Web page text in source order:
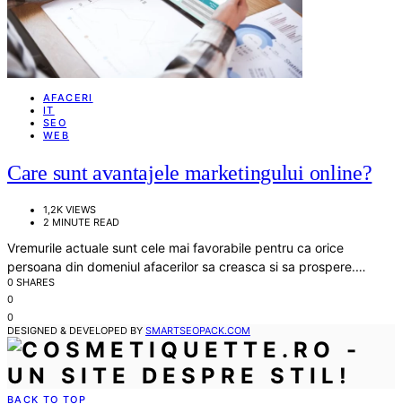
AFACERI
IT
SEO
WEB
Care sunt avantajele marketingului online?
1,2K VIEWS
2 MINUTE READ
Vremurile actuale sunt cele mai favorabile pentru ca orice
persoana din domeniul afacerilor sa creasca si sa prospere.…
0 SHARES
0
0
DESIGNED & DEVELOPED BY SMARTSEOPACK.COM
BACK TO TOP